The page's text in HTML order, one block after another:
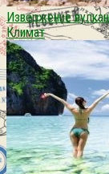
Извержение
Климат